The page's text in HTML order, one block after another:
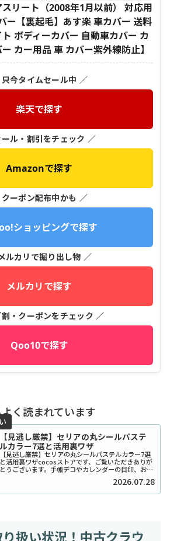
リート（2008年1月以前） 対応用
ー【裏起毛】あす楽 車カバー 送料
ボディーカバー 自動車カバー カ
カー用品 車 カバー紫外線防止】
今タイムセール中 ／
楽天で探す
ル・割引をチェック ／
Amazonで探す
ーポン配布中かも ／
ショッピングで探す
ルカリで掘り出し物 ／
メルカリで探す
・クーポンをチェック ／
Qoo10で探す
く読まれています
【見逃し厳禁】セリアの丸シールパステ
ルカラー7選と活用裏ワザ
【見逃し厳禁】セリアの丸シールパステルカラー7選
と活用裏ワザcocosストアです、ご覧いただきありが
とうございます。手帳デコやカレンダーの目印、お子
さんのシール貼り遊びなど、私たちの生活に欠かせな
い文房具といえば「丸シール」ですよね。中でも...
2026.07.28
扱い状況！中古クラウ